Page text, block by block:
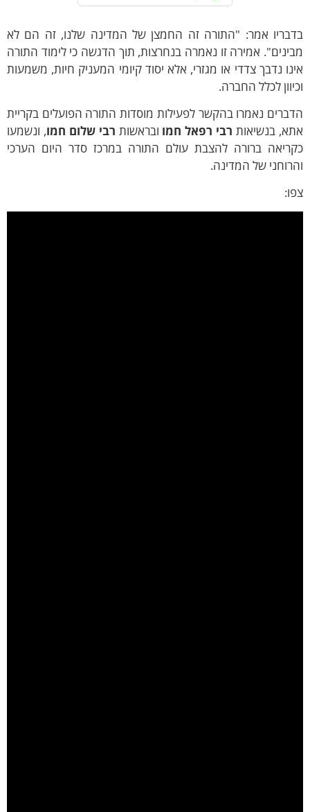
אמר: "התורה זה החמצן של המדינה שלנו, זה הם לא
אמירה זו נאמרה בנחרצות, תוך הדגשה כי לימוד התורה
נדבך צדדי או מגזרי, אלא יסוד קיומי המעניק חיות, משמעות
לכלל החברה.
נאמרו בהקשר לפעילות מוסדות התורה הפועלים בקריית
בנשיאותרבי רפאל חמוובראשותרבי שלום חמו, ונשמעו
ברורה להצבת עולם התורה במרכז סדר היום הערכי
של המדינה.